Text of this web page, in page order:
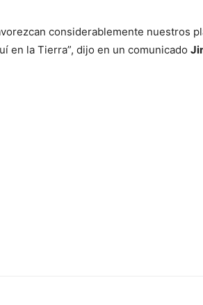
considerablemente nuestros
en la Tierra”, dijo en un comunicado